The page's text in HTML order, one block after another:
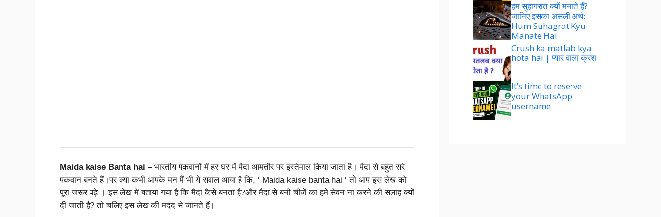
Maida kaise Banta hai – भारतीय पकवानों में हर घर में मैदा आमतौर पर इस्तेमाल किया जाता है। मैदा से बहुत सरे
पकवान बनते हैं।पर क्या कभी आपके मन मैं भी ये सवाल आया है कि, ‘ Maida kaise banta hai ‘ तो आप इस लेख को
पूरा जरूर पढ़े । इस लेख में बताया गया है कि मैदा कैसे बनता है?और मैदा से बनी चीजें का हमे सेवन ना करने की सलाह क्यों
दी जाती है? तो चलिए इस लेख की मदद से जानते हैं।
हम सुहागरात क्यों मनाते हैं?
जानिए इसका असली अर्थ:
Hum Suhagrat Kyu
Manate Hai
Crush ka matlab kya
hota hai | प्यार वाला क्रश
It’s time to reserve
your WhatsApp
username